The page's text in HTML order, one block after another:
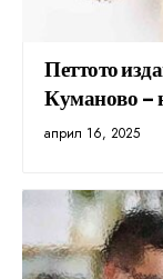
Петтото
Куманово –
април 16, 2025